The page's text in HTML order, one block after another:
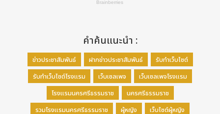
คำค้นแนะนำ :
ข่าวประชาสัมพันธ์ ฝากข่าวประชาสัมพันธ์
รับทำเว็บไซต์
รับทำเว็บไซต์โรงแรม
เว็บเซลเพจ
เว็บเซลเพจโรงแรม
โรงแรมนครศรีธรรมราช
นครศรีธรรมราช
รวมโรงแรมนครศรีธรรมราช
ผู้หญิง
เว็บไซต์ผู้หญิง